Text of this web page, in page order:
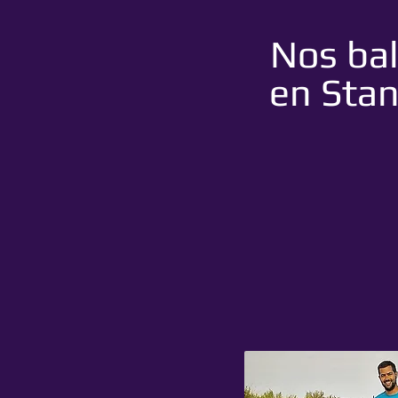
Nos
en